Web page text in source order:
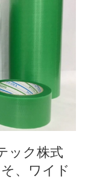
ック株式
、ワイド